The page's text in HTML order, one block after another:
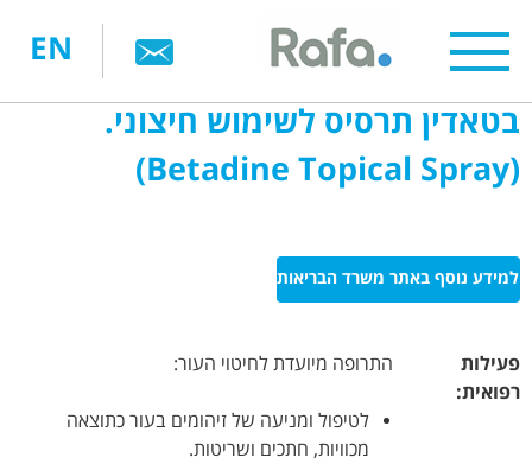
לתוכן
EN
בטאדין תרסיס לשימוש חיצוני.
(Betadine Topical Spray)
למידע נוסף באתר משרד הבריאות
פעילות
רפואית:
התרופה מיועדת לחיטוי העור:
לטיפול ומניעה של זיהומים בעור כתוצאה
מכוויות, חתכים ושריטות.